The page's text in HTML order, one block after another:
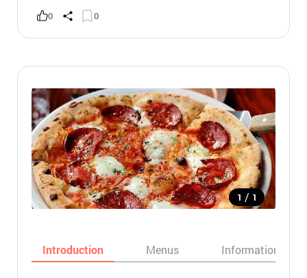
0 0
1 / 1
Introduction Menus Informations